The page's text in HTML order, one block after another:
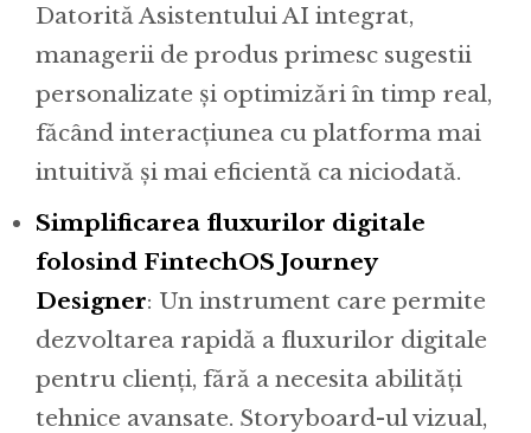
Datorită Asistentului AI integrat,
managerii de produs primesc sugestii
personalizate și optimizări în timp real,
făcând interacțiunea cu platforma mai
intuitivă și mai eficientă ca niciodată.
Simplificarea fluxurilor digitale
folosind FintechOS Journey
Designer: Un instrument care permite
dezvoltarea rapidă a fluxurilor digitale
pentru clienți, fără a necesita abilități
tehnice avansate. Storyboard-ul vizual,